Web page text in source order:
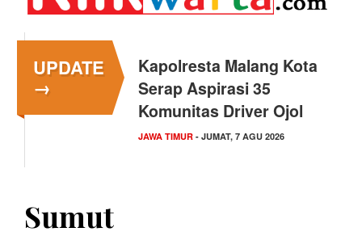
UPDATE
→
Kapolresta Malang Kota
Serap Aspirasi 35
Komunitas Driver Ojol
JAWA TIMUR - JUMAT, 7 AGU 2026
Sumut